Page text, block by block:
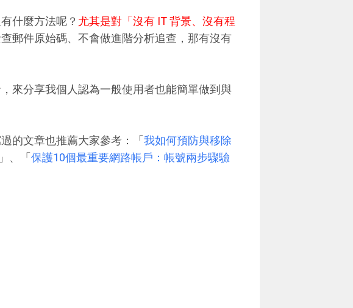
什麼方法呢？ 尤其是對「沒有 IT 背景、沒有程
查郵件原始碼、不會做進階分析追查，那有沒有
來分享我個人認為一般使用者也能簡單做到與
的文章也推薦大家參考：「 我如何預防與移除
」、「 保護10個最重要網路帳戶：帳號兩步驟驗